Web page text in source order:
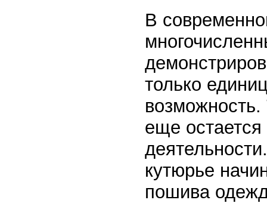
В
только
еще
кутюрье
пошива